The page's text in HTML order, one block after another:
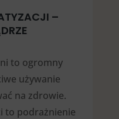
–
to ogromny
używanie
na zdrowie.
to podrażnienie